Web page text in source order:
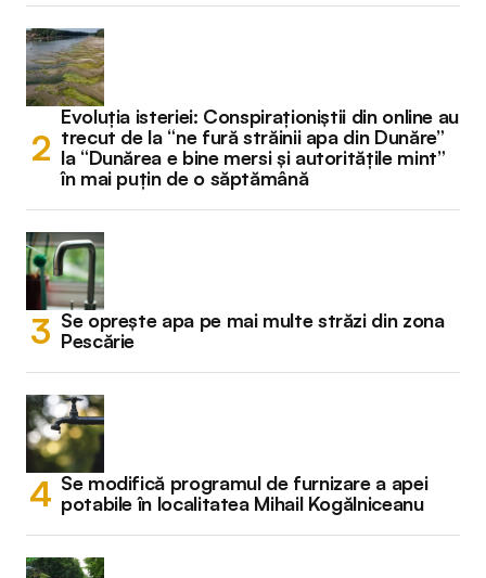
Evoluția isteriei: Conspiraționiștii din online au
trecut de la “ne fură străinii apa din Dunăre”
la “Dunărea e bine mersi și autoritățile mint”
în mai puțin de o săptămână
Se oprește apa pe mai multe străzi din zona
Pescărie
Se modifică programul de furnizare a apei
potabile în localitatea Mihail Kogălniceanu